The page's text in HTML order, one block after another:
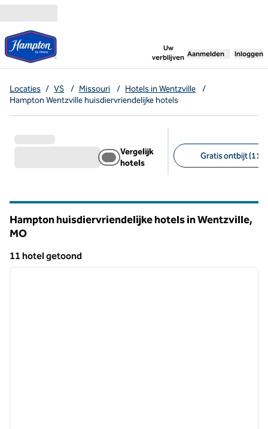
Uw
verblijven
, opent nieuw
Aanmelden Inloggen
Locaties / VS / Missouri / Hotels in Wentzville
/
Hampton Wentzville huisdiervriendelijke hotels
Vergelijk
hotels
Gratis ontbijt (11)
Hampton huisdiervriendelijke hotels in Wentzville,
MO
11 hotel getoond
11 hotel getoond
1 van 12